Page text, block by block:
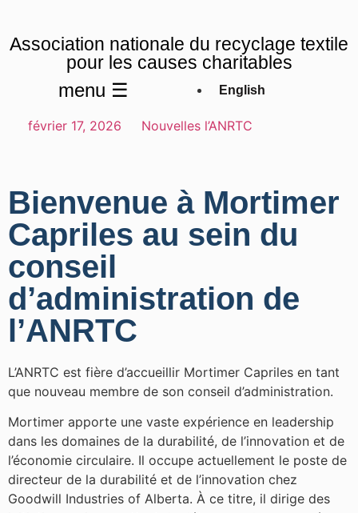
Association nationale du recyclage textile
pour les causes charitables
menu ☰ English
février 17, 2026 Nouvelles l’ANRTC
Bienvenue à Mortimer
Capriles au sein du
conseil
d’administration de
l’ANRTC
L’ANRTC est fière d’accueillir Mortimer Capriles en tant
que nouveau membre de son conseil d’administration.
Mortimer apporte une vaste expérience en leadership
dans les domaines de la durabilité, de l’innovation et de
l’économie circulaire. Il occupe actuellement le poste de
directeur de la durabilité et de l’innovation chez
Goodwill Industries of Alberta. À ce titre, il dirige des